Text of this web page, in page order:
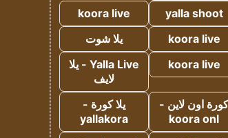
yalla shoot
koora live
koora live
يلا شوت
koora live
Yalla Live - يلا
لايف
اون لاين -
koora onl
يلا كورة -
yallakora